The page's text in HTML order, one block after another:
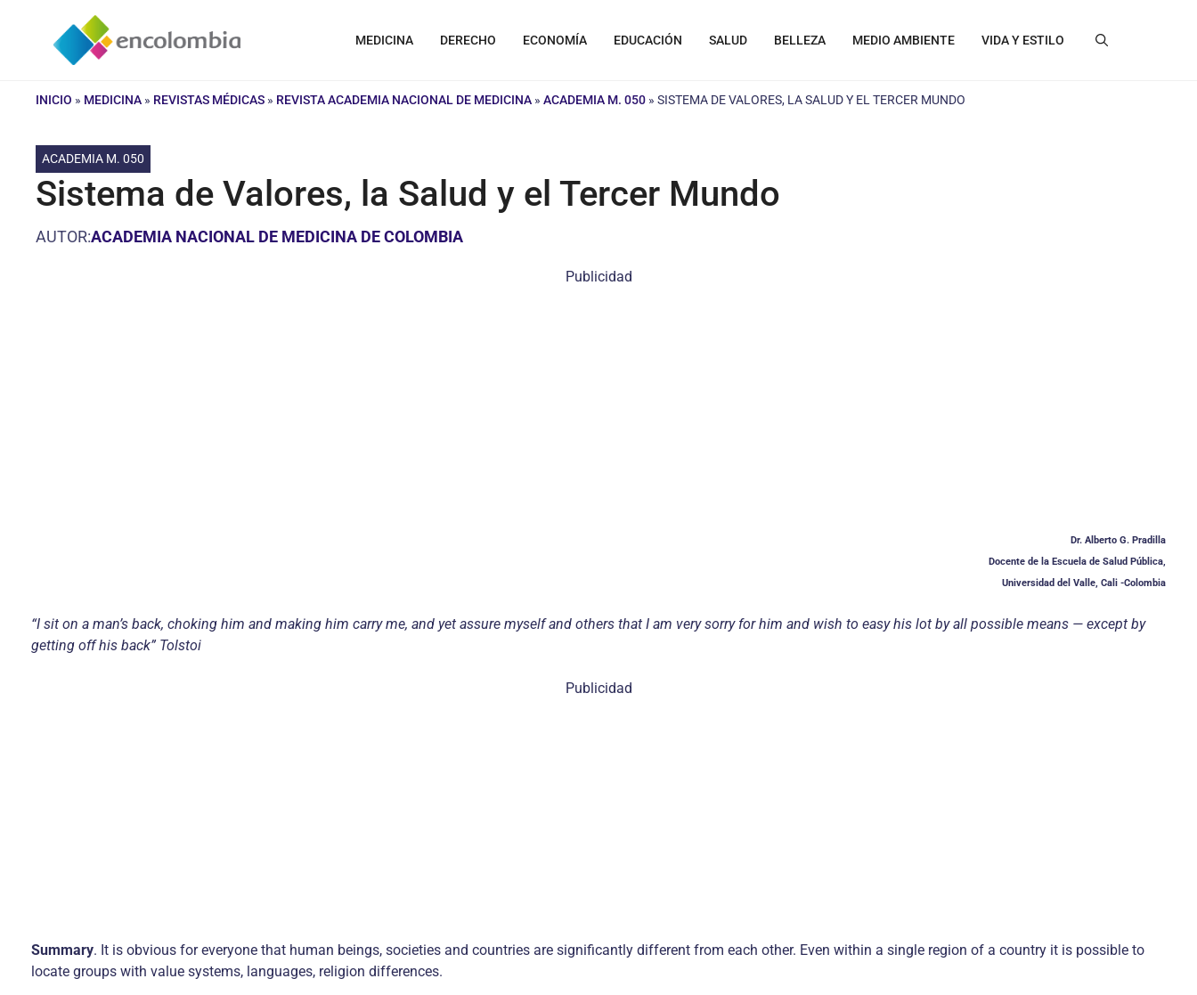
contenido
MEDICINA DERECHO ECONOMÍA EDUCACIÓN SALUD BELLEZA MEDIO AMBIENTE VIDA Y ESTILO
INICIO » MEDICINA » REVISTAS MÉDICAS » REVISTA ACADEMIA NACIONAL DE MEDICINA » ACADEMIA M. 050 » SISTEMA DE VALORES, LA SALUD Y EL TERCER MUNDO
ACADEMIA M. 050
Sistema de Valores, la Salud y el Tercer Mundo
AUTOR:ACADEMIA NACIONAL DE MEDICINA DE COLOMBIA
Publicidad
Dr. Alberto G. Pradilla
Docente de la Escuela de Salud Pública,
Universidad del Valle, Cali -Colombia
“I sit on a man’s back, choking him and making him carry me, and yet assure myself and others that I am very sorry for him and wish to easy his lot by all possible means — except by
getting off his back” Tolstoi
Publicidad
Summary. It is obvious for everyone that human beings, societies and countries are significantly different from each other. Even within a single region of a country it is possible to
locate groups with value systems, languages, religion differences.